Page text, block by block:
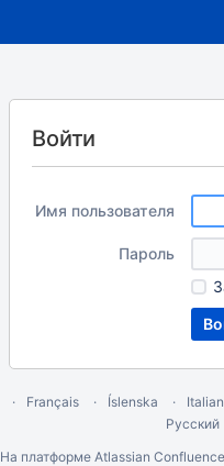
Войти
Имя пользователя
Пароль
Français Íslenska
Русский
На платформе Atlassian Confluence